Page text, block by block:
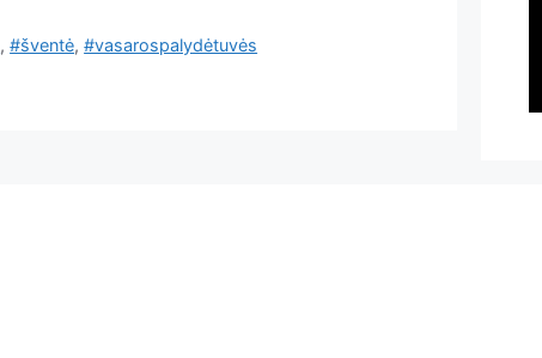
,#šventė,#vasarospalydėtuvės